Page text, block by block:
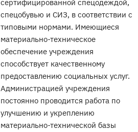
сертифицированной спецодеждой,
спецобувью и СИЗ, в соответствии с
типовыми нормами. Имеющиеся
материально-техническое
обеспечение учреждения
способствует качественному
предоставлению социальных услуг.
Администрацией учреждения
постоянно проводится работа по
улучшению и укреплению
материально-технической базы